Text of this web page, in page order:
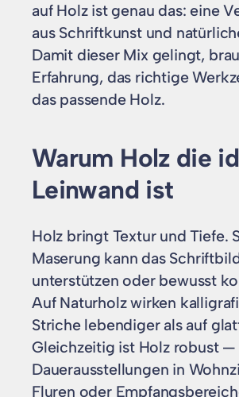
auf Holz ist genau das: eine
aus Schriftkunst und
Damit dieser Mix gelingt,
Erfahrung, das richtige
das passende Holz.
Warum Holz die
Leinwand ist
Holz bringt Textur und Tiefe.
Maserung kann das
unterstützen oder bewusst
Auf Naturholz wirken
Striche lebendiger als auf
Gleichzeitig ist Holz robust —
Dauerausstellungen in
Fluren oder